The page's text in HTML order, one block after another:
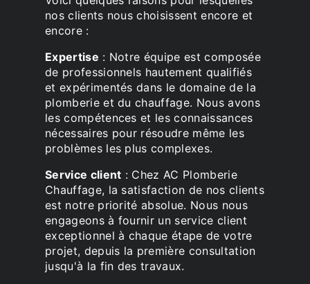
nos clients nous choisissent encore et
encore :
Expertise : Notre équipe est composée
de professionnels hautement qualifiés
et expérimentés dans le domaine de la
plomberie et du chauffage. Nous avons
les compétences et les connaissances
nécessaires pour résoudre même les
problèmes les plus complexes.
Service client : Chez AC Plomberie
Chauffage, la satisfaction de nos clients
est notre priorité absolue. Nous nous
engageons à fournir un service client
exceptionnel à chaque étape de votre
projet, depuis la première consultation
jusqu'à la fin des travaux.